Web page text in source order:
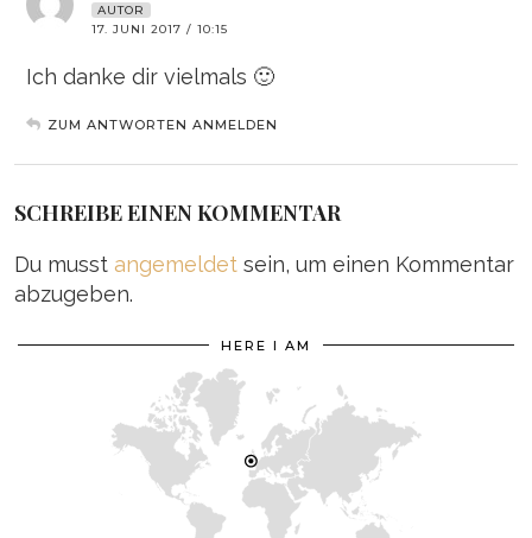
AUTOR
17. JUNI 2017 / 10:15
Ich danke dir vielmals 🙂
ZUM ANTWORTEN ANMELDEN
SCHREIBE EINEN KOMMENTAR
Du musst angemeldet sein, um einen Kommentar
abzugeben.
HERE I AM